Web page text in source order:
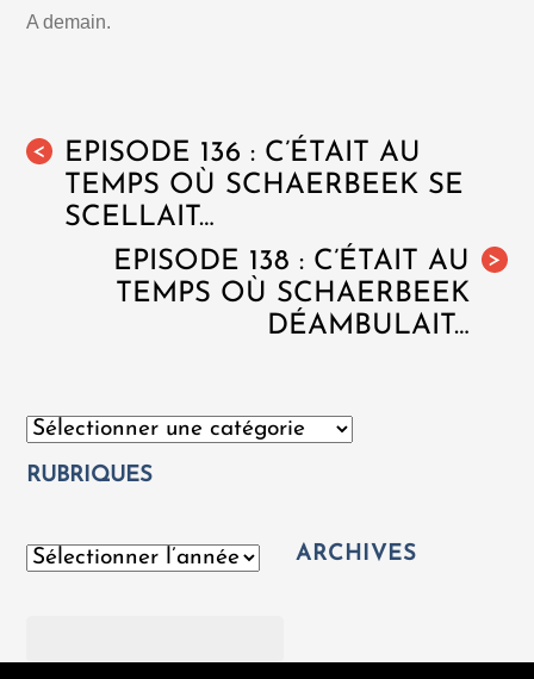
A demain.
<
EPISODE 136 : C’ÉTAIT AU
TEMPS OÙ SCHAERBEEK SE
SCELLAIT…
>
EPISODE 138 : C’ÉTAIT AU
TEMPS OÙ SCHAERBEEK
DÉAMBULAIT…
Catégories
RUBRIQUES
Archives ARCHIVES